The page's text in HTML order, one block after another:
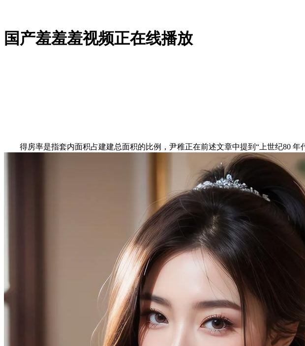
国产羞羞羞视频正在线播放
得房率是指套内面积占建建总面积的比例，尹稚正在前述文章中提到“上世纪80 年